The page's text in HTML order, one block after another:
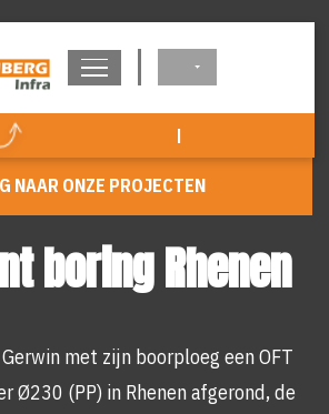
|
NAAR ONZE PROJECTEN
boring Rhenen
met zijn boorploeg een OFT
Ø230 (PP) in Rhenen afgerond, de